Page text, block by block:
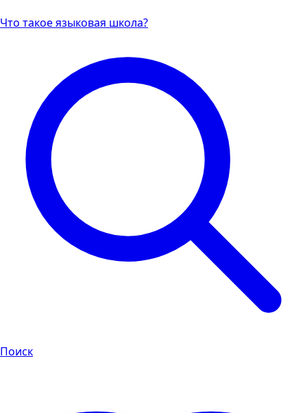
Что такое языковая школа?
Поиск